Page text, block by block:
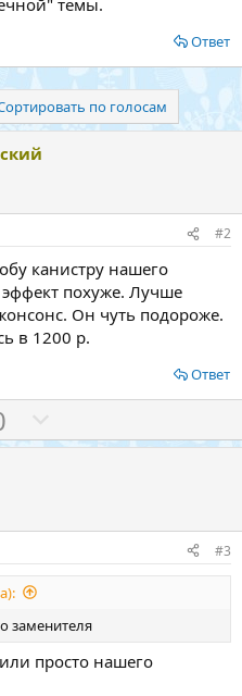
Ответ
по голосам
#2
канистру нашего
похуже. Лучше
Он чуть подороже.
в 1200 р.
Ответ
р
и
#3
заменителя
просто нашего